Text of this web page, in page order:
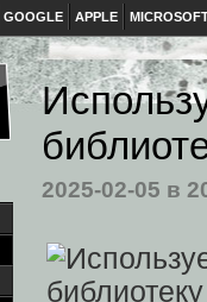
GOOGLE APPLE
2025-02-05 в